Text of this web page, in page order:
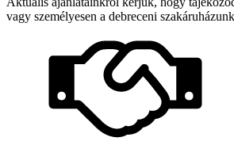
999 Ft. 999 Ft.
vagy személyesen a debreceni